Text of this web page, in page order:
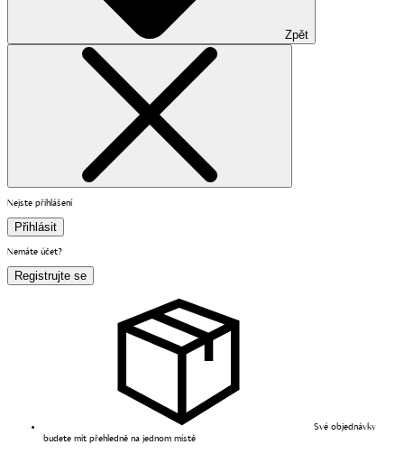
Zpět
Nejste přihlášení
Přihlásit
Nemáte účet?
Registrujte se
Své objednávky
budete mít přehledně na jednom místě